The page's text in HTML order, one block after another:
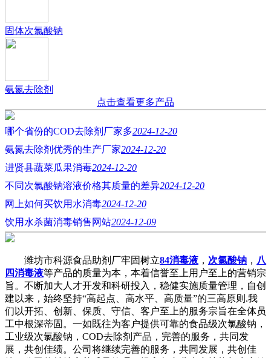
固体次氯酸钠
氨氮去除剂
点击查看更多产品
哪个省份的COD去除剂厂家多2024-12-20
氨氮去除剂优秀的生产厂家2024-12-20
进贤县蔬菜瓜果消毒2024-12-20
不同次氯酸钠溶液价格其质量的差异2024-12-20
网上如何买饮用水消毒2024-12-20
饮用水杀菌消毒销售网站2024-12-09
潍坊市科源食品助剂厂牢固树立84消毒液 ， 次氯酸钠 ， 八
四消毒液等产品的质量为本，本着信誉至上用户至上的营销宗
旨。不断加大人才开发和科研投入，稳健实施质量管理，自创
建以来，始终坚持“高起点、高水平、高质量”的三高原则.我
们以开拓、创新、保质、守信、客户至上的服务宗旨在全体员
工中根深蒂固。一如既往为客户提供可靠的食品级次氯酸钠，
工业级次氯酸钠，COD去除剂产品，完善的服务，共同发
展，共创佳绩。公司将继续完善的服务，共同发展，共创佳